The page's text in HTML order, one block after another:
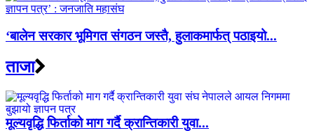
‘बालेन सरकार भूमिगत संगठन जस्तै, हुलाकमार्फत् पठाइयो...
ताजा
मूल्यवृद्धि फिर्ताको माग गर्दै क्रान्तिकारी युवा...